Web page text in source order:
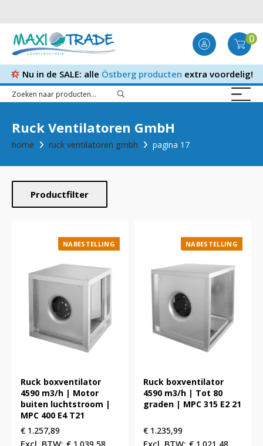
0
Nu in de SALE: alle Östberg producten extra voordelig!
Ruck Ventilatoren GmbH
home ruck ventilatoren gmbh pagina 17
Productfilter
NABESTELLING
Ruck boxventilator
4590 m3/h | Motor
buiten luchtstroom |
MPC 400 E4 T21
€ 1.257,89
€ 1.039,58
NABESTELLING
Ruck boxventilator
4590 m3/h | Tot 80
graden | MPC 315 E2 21
€ 1.235,99
€ 1.021,48